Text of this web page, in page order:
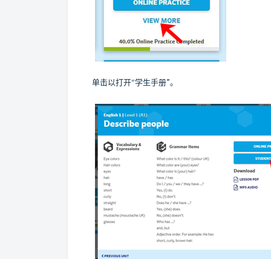
单击以打开“学生手册”。